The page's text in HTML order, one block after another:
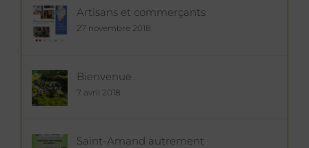
Artisans et commerçants
27 novembre 2018
Bienvenue
7 avril 2018
Saint-Amand autrement